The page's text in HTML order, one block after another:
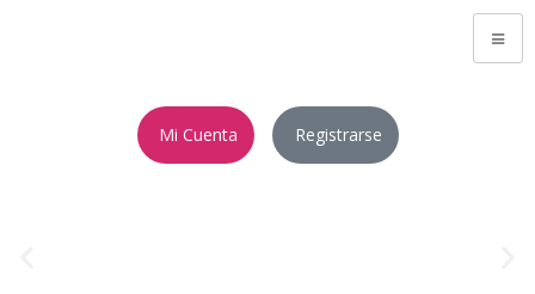
Mi Cuenta Registrarse